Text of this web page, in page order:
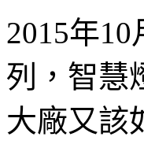
2015年
列，智慧
大廠又該